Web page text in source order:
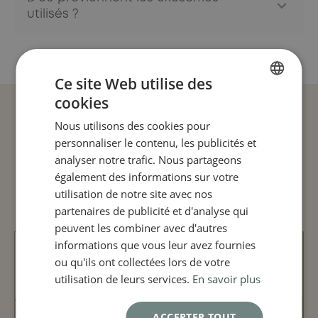
ce traitement est moins invasif et ne nécessite pas de
sans intervention chirurgicale.
utilisés ?
végétale extraits de l
, reconnue pour sa
grande tolérance et son efficacité thérapeutique. Ces
exosomes végétaux sont produits selon des procédés
biotechnologiques avancés dans des laboratoires
spécialisés, garantissant leur pureté et leur stabilité.
Cette origine végétale présente l’avantage d’une
excellente biocompatibilité avec une absence de risque
immunologique.
Votre parcours en 3
étapes
PRÉPARATION
Ce site Web utilise des
cookies
Nous utilisons des cookies pour
personnaliser le contenu, les publicités et
analyser notre trafic. Nous partageons
également des informations sur votre
utilisation de notre site avec nos
partenaires de publicité et d'analyse qui
peuvent les combiner avec d'autres
informations que vous leur avez fournies
ou qu'ils ont collectées lors de votre
utilisation de leurs services. En savoir plus